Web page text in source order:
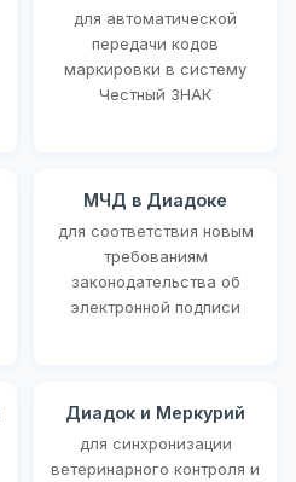
для автоматической
передачи кодов
маркировки в систему
Честный ЗНАК
МЧД в Диадоке
для соответствия новым
требованиям
законодательства об
электронной подписи
Диадок и Меркурий
для синхронизации
ветеринарного контроля и